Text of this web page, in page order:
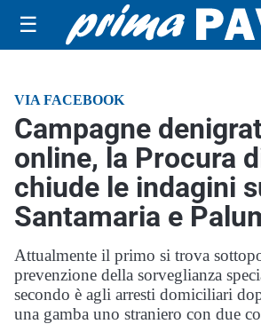
☰
VIA FACEBOOK
Campagne
online, la Procura
chiude le indagini
Santamaria e
Attualmente il primo si trova
prevenzione della sorveglianza
secondo è agli arresti domiciliari
una gamba uno straniero con due